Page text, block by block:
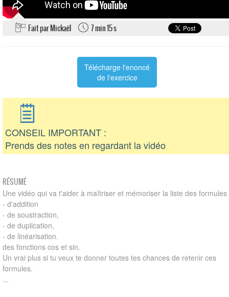
Fait par Mickaël 7 min 15 s
Télécharge l'enoncé
de l'exercice
CONSEIL IMPORTANT :
Prends des notes en regardant la vidéo
RÉSUMÉ
Une vidéo qui va t'aider à maîtriser et mémoriser la liste des formules
- d'addition
- de soustraction,
- de duplication,
- de linéarisation.
des fonctions cos et sin.
Un vrai plus si tu veux te donner toutes tes chances de retenir ces
formules.
...